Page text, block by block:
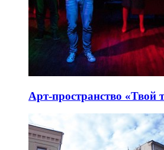
Арт-пространство «Твой